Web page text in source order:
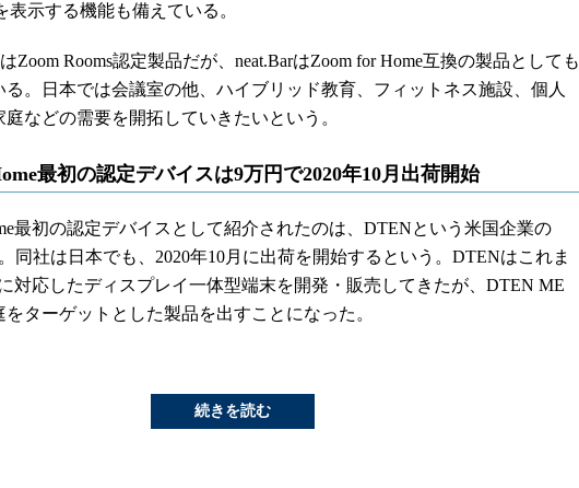
表示する機能も備えている。
Zoom Rooms認定製品だが、neat.BarはZoom for Home互換の製品としても
る。日本では会議室の他、ハイブリッド教育、フィットネス施設、個人
庭などの需要を開拓していきたいという。
最初の認定デバイスは9万円で2020年10月出荷開始
最初の認定デバイスとして紹介されたのは、DTENという米国企業の
同社は日本でも、2020年10月に出荷を開始するという。DTENはこれま
対応したディスプレイ一体型端末を開発・販売してきたが、DTEN ME
ターゲットとした製品を出すことになった。
続きを読む